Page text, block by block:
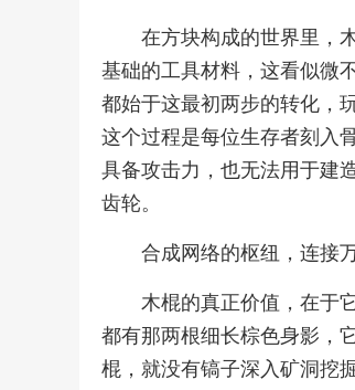
在方块构成的世界里，
基础的工具材料，这看似微
都始于这最初两步的转化，
这个过程是每位生存者刻入
具备攻击力，也无法用于建
齿轮。
合成网络的枢纽，连接
木棍的真正价值，在于
都有那两根细长棕色身影，
棍，就没有镐子深入矿洞挖